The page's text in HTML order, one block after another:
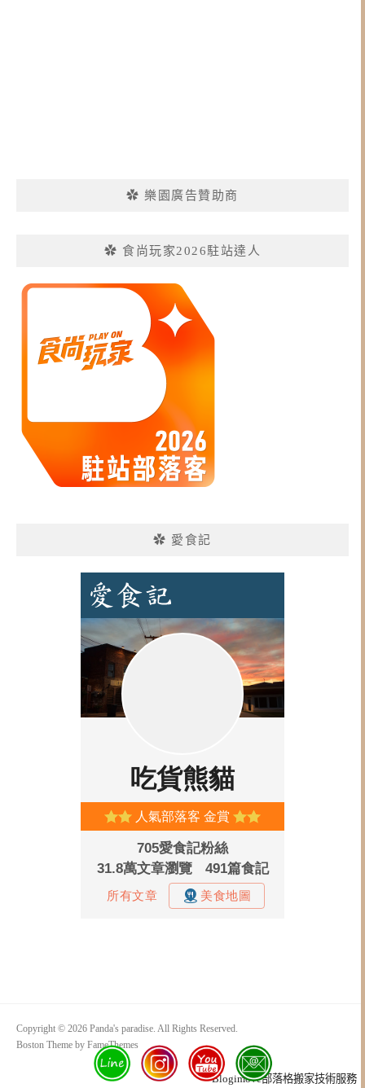
✿ 樂園廣告贊助商
✿ 食尚玩家2026駐站達人
✿ 愛食記
Copyright © 2026 Panda's paradise. All Rights Reserved.
Boston Theme by FameThemes
Blogimove部落格搬家技術服務